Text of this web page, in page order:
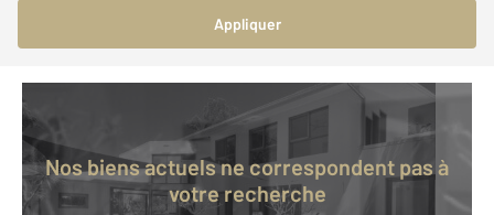
Appliquer
Nos biens actuels ne correspondent pas à
votre recherche